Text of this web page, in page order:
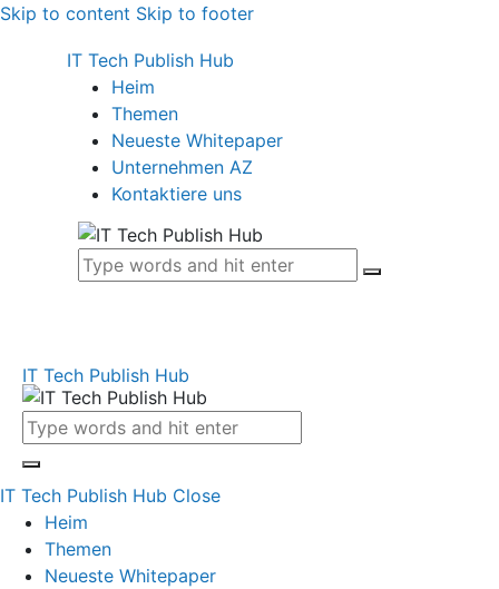
Skip to content Skip to footer
IT Tech Publish Hub
Heim
Themen
Neueste Whitepaper
Unternehmen AZ
Kontaktiere uns
IT Tech Publish Hub
IT Tech Publish Hub Close
Heim
Themen
Neueste Whitepaper